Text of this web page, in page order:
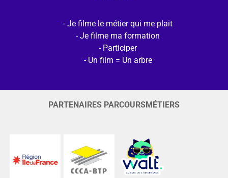
Je filme le métier qui me plait
Je filme ma formation
Participer
Un film = Un arbre
PARTENAIRES PARCOURSMÉTIERS